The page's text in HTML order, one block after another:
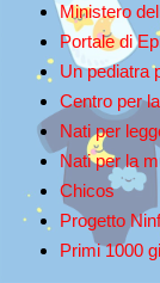
Ministero
Portale di
Un pediatra
Centro per
Nati per
Nati per la
Chicos
Progetto
Primi 1000